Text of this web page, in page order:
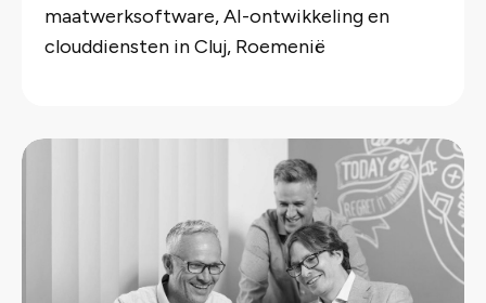
maatwerksoftware, AI-ontwikkeling en
clouddiensten in Cluj, Roemenië